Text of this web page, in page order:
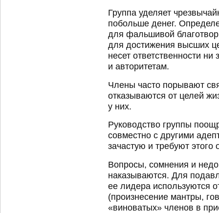
Группа уделяет
побольше денег.
для фальшивой
для достижения высших
несет ответственности
и авторитетам.
Члены часто порывают
отказываются от целей
у них.
Руководство группы
совместно с другими
зачастую и требуют этого
Вопросы, сомнения и
наказываются. Для
ее лидера используются
(произнесение мантры,
«виноватых» членов в